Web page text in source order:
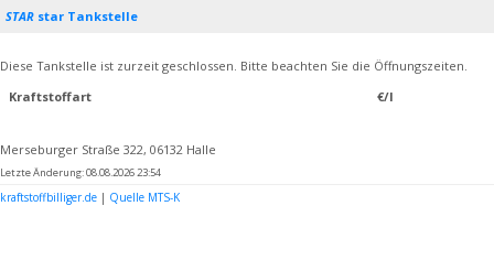
STAR star Tankstelle
Diese Tankstelle ist zurzeit geschlossen. Bitte beachten Sie die Öffnungszeiten.
Kraftstoffart
€/l
Merseburger Straße 322, 06132 Halle
Letzte Änderung: 08.08.2026 23:54
kraftstoffbilliger.de | Quelle MTS-K